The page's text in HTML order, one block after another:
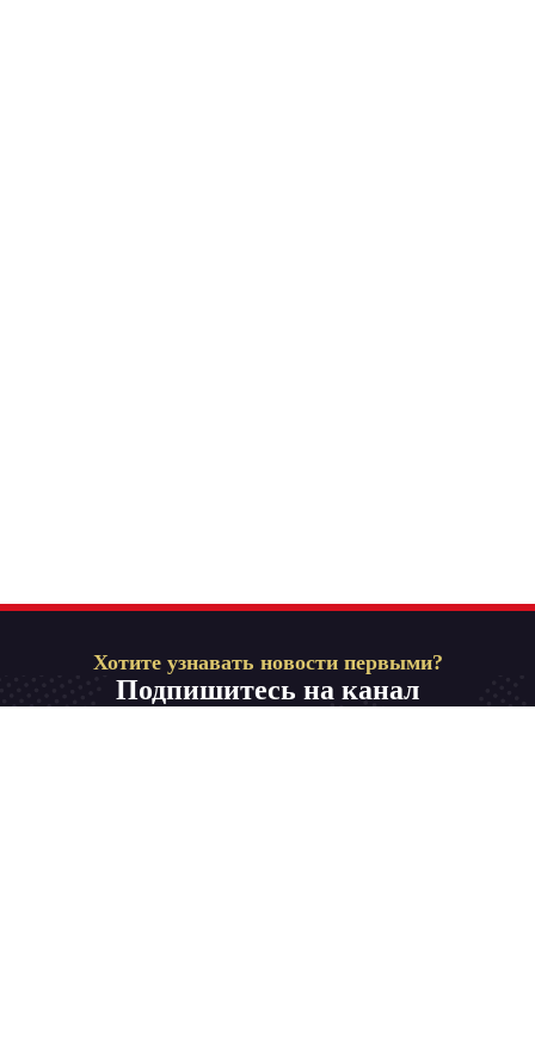
Хотите узнавать новости первыми?
Подпишитесь на канал